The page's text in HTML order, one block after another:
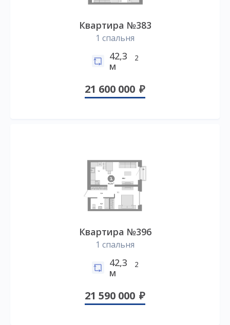
Квартира №383
1 спальня
42,3
м
2
21 600 000
Квартира №396
1 спальня
42,3
м
2
21 590 000